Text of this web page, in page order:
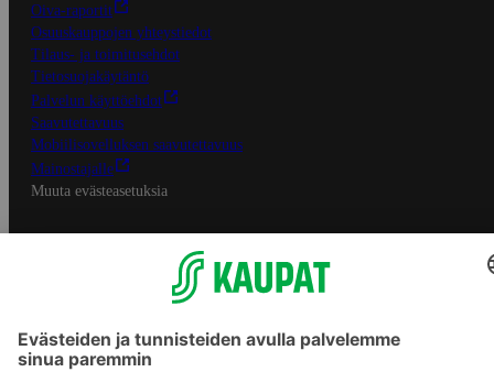
Oiva-raportit
Osuuskauppojen yhteystiedot
Tilaus- ja toimitusehdot
Tietosuojakäytäntö
Palvelun käyttöehdot
Saavutettavuus
Mobiilisovelluksen saavutettavuus
Mainostajalle
Muuta evästeasetuksia
S-ryhmän palvelut
S-ryhmä
Asiakasomistajuus